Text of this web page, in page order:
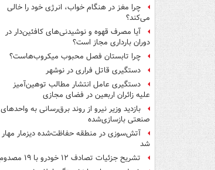
چرا مغز در هنگام خواب، انرژی خود را خالی
می‌کند؟
آیا مصرف قهوه و نوشیدنی‌های کافئین‌دار در
دوران بارداری مجاز است؟
چرا تابستان فصل محبوب میکروب‌هاست؟
دستگیری قاتل فراری در نوشهر
دستگیری عامل انتشار مطالب توهین‌آمیز
علیه زائران اربعین در فضای مجازی
بازدید وزیر نیرو از روند برق‌رسانی به واحدهای
صنعتی بازسازی‌شده
آتش‌سوزی در منطقه حفاظت‌شده دیزمار مهار
شد
تشریح جزئیات تصادف ۱۲ خودرو با ۱۹ مصدوم